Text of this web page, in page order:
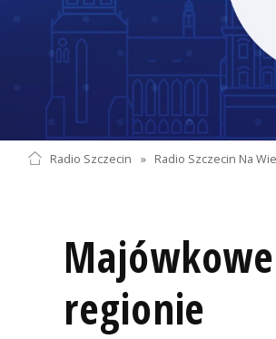
Radio Szczecin » Radio Szczecin Na
regionie